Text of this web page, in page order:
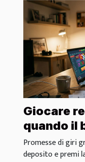
Giocare
quando il
diventare
Promesse di giri
deposito e premi